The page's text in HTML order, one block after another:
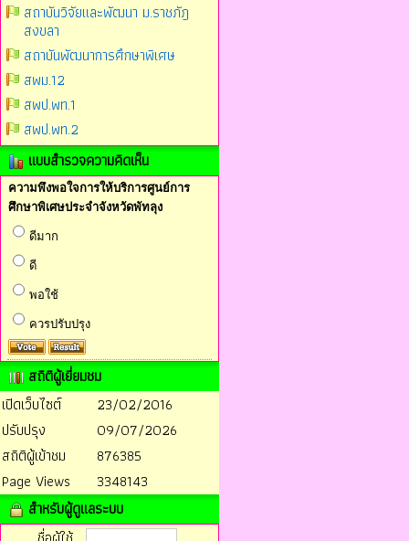
สถาบันวิจัยและพัฒนา ม.ราชภัฎ
สงขลา
สถาบันพัฒนาการศึกษาพิเศษ
สพม.12
สพป.พท.1
สพป.พท.2
แบบสำรวจความคิดเห็น
ความพึงพอใจการให้บริการศูนย์การ
ศึกษาพิเศษประจำจังหวัดพัทลุง
ดีมาก
ดี
พอใช้
ควรปรับปรุง
สถิติผู้เยี่ยมชม
เปิดเว็บไซต์
23/02/2016
ปรับปรุง
09/07/2026
สถิติผู้เข้าชม
876385
Page Views
3348143
สำหรับผู้ดูแลระบบ